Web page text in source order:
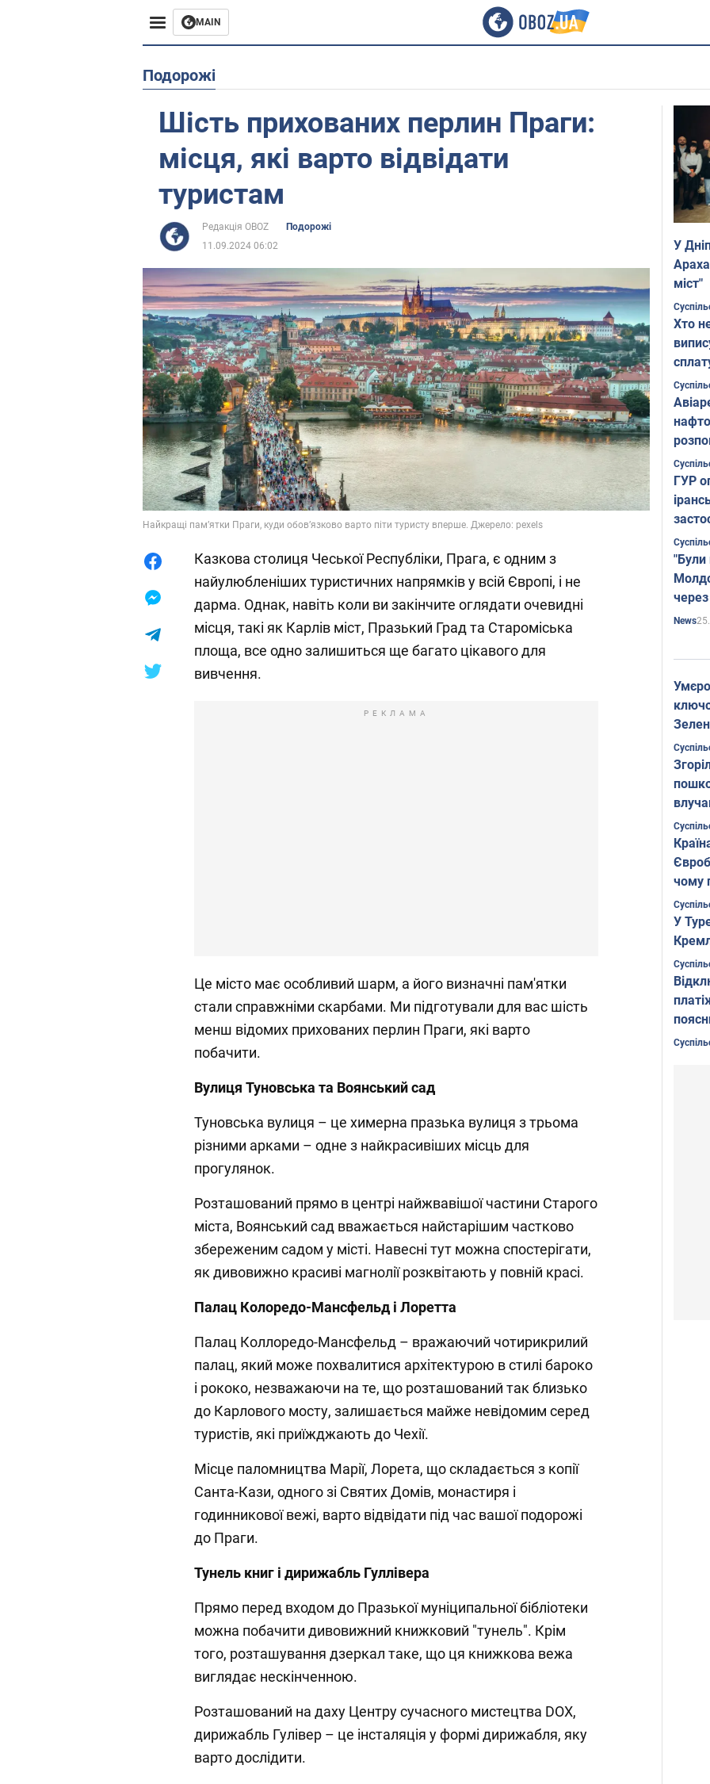
MAIN
Азія
Життя
Подорожі
Шість прихованих перлин Праги:
місця, які варто відвідати
туристам
Редакція OBOZ
Подорожі
11.09.2024 06:02
Найкращі пам’ятки Праги, куди обов’язково варто піти туристу вперше. Джерело: pexels
Казкова столиця Чеської Республіки, Прага, є одним з
найулюбленіших туристичних напрямків у всій Європі, і не
дарма. Однак, навіть коли ви закінчите оглядати очевидні
місця, такі як Карлів міст, Празький Град та Староміська
площа, все одно залишиться ще багато цікавого для
вивчення.
РЕКЛАМА
Це місто має особливий шарм, а його визначні пам'ятки
стали справжніми скарбами. Ми підготували для вас шість
менш відомих прихованих перлин Праги, які варто
побачити.
Вулиця Туновська та Воянський сад
Туновська вулиця – це химерна празька вулиця з трьома
різними арками – одне з найкрасивіших місць для
прогулянок.
Розташований прямо в центрі найжвавішої частини Старого
міста, Воянський сад вважається найстарішим частково
збереженим садом у місті. Навесні тут можна спостерігати,
як дивовижно красиві магнолії розквітають у повній красі.
Палац Колоредо-Мансфельд і Лоретта
Палац Коллоредо-Мансфельд – вражаючий чотирикрилий
палац, який може похвалитися архітектурою в стилі бароко
і рококо, незважаючи на те, що розташований так близько
до Карлового мосту, залишається майже невідомим серед
туристів, які приїжджають до Чехії.
Місце паломництва Марії, Лорета, що складається з копії
Санта-Кази, одного зі Святих Домів, монастиря і
годинникової вежі, варто відвідати під час вашої подорожі
до Праги.
Тунель книг і дирижабль Гуллівера
Прямо перед входом до Празької муніципальної бібліотеки
можна побачити дивовижний книжковий "тунель". Крім
того, розташування дзеркал таке, що ця книжкова вежа
виглядає нескінченною.
Розташований на даху Центру сучасного мистецтва DOX,
дирижабль Гулівер – це інсталяція у формі дирижабля, яку
варто дослідити.
У
міст"
Хто
ГУР
"Були
News
Фото
чому
У